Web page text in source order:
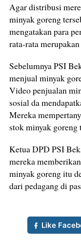
Agar distribusi
minyak goreng
mengatakan para
rata-rata
Sebelumnya PSI
menjual minyak
Video penjualan
sosial da
Mereka
stok minyak goreng
Ketua DPD PSI
mereka
minyak goreng itu
dari pedagang di
Like